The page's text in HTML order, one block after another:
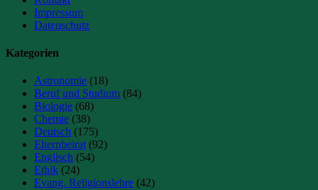
Impressum
Datenschutz
Kategorien
Astronomie (18)
Beruf und Studium (84)
Biologie (68)
Chemie (38)
Deutsch (175)
Elternbeirat (92)
Englisch (54)
Ethik (24)
Evang. Religionslehre (42)